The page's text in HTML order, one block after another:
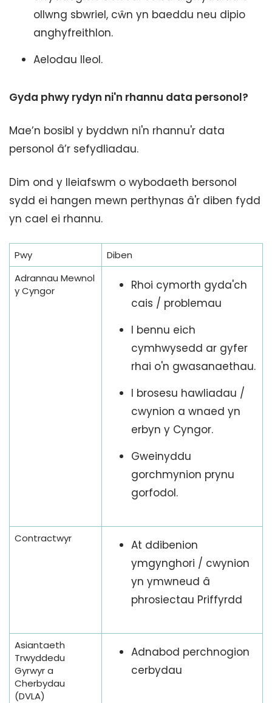
ollwng sbwriel, cŵn yn baeddu neu dipio
anghyfreithlon.
Aelodau lleol.
Gyda phwy rydyn ni'n rhannu data personol?
Mae’n bosibl y byddwn ni'n rhannu'r data
personol â’r sefydliadau.
Dim ond y lleiafswm o wybodaeth bersonol
sydd ei hangen mewn perthynas â'r diben fydd
yn cael ei rhannu.
Pwy
Diben
Adrannau Mewnol
y Cyngor
Rhoi cymorth gyda'ch
cais / problemau
I bennu eich
cymhwysedd ar gyfer
rhai o'n gwasanaethau.
I brosesu hawliadau /
cwynion a wnaed yn
erbyn y Cyngor.
Gweinyddu
gorchmynion prynu
gorfodol.
Contractwyr
At ddibenion
ymgynghori / cwynion
yn ymwneud â
phrosiectau Priffyrdd
Asiantaeth
Trwyddedu
Gyrwyr a
Cherbydau
(DVLA)
Adnabod perchnogion
cerbydau